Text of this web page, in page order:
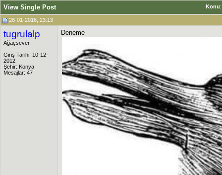
Konu
View Single Post
28-01-2016, 23:13
tugrulalp
Ağaçsever
Giriş Tarihi: 10-12-
2012
Şehir: Konya
Mesajlar: 47
Deneme